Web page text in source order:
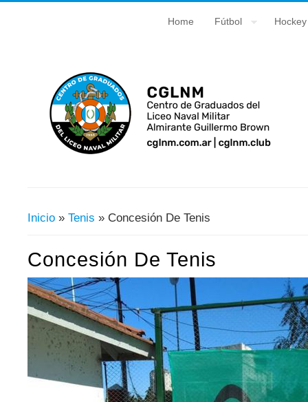
Home Fútbol Hockey
Inicio » Tenis » Concesión De Tenis
Concesión De Tenis